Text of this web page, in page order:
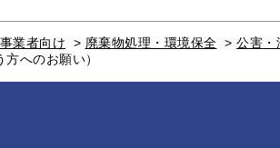
業者向け > 廃棄物処理・環境保全 > 公害・
方へのお願い）